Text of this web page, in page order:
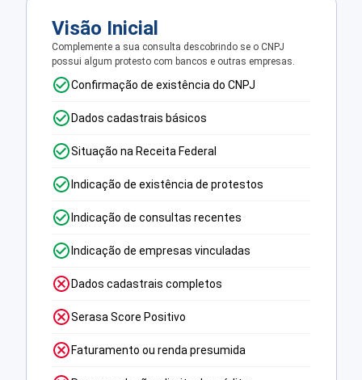
Visão Inicial
Complemente a sua consulta descobrindo se o CNPJ
possui algum protesto com bancos e outras empresas.
Confirmação de existência do CNPJ
Dados cadastrais básicos
Situação na Receita Federal
Indicação de existência de protestos
Indicação de consultas recentes
Indicação de empresas vinculadas
Dados cadastrais completos
Serasa Score Positivo
Faturamento ou renda presumida